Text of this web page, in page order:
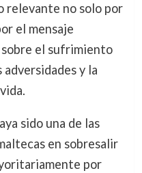
relevante no solo por
el mensaje
el sufrimiento
y la
sido una de las
en sobresalir
por